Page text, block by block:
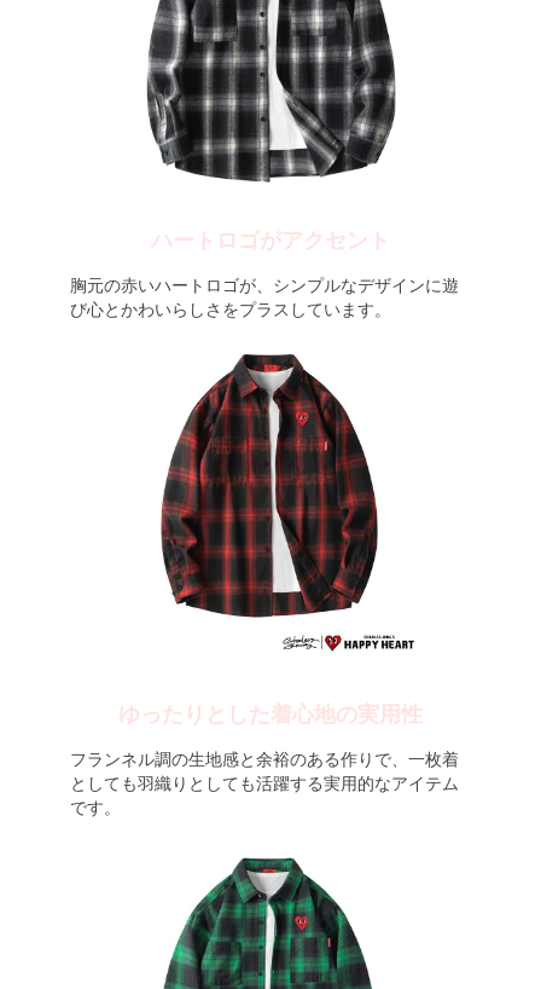
ハートロゴがアクセント
胸元の赤いハートロゴが、シンプルなデザインに遊
び心とかわいらしさをプラスしています。
ゆったりとした着心地の実用性
フランネル調の生地感と余裕のある作りで、一枚着
としても羽織りとしても活躍する実用的なアイテム
です。